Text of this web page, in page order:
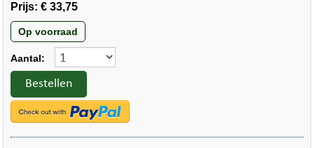
Prijs: € 33,75
Op voorraad
Aantal:
Bestellen